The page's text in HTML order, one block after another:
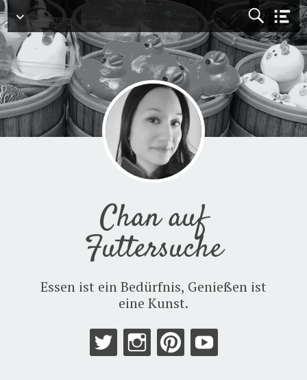
Menü
Chan auf
Futtersuche
Essen ist ein Bedürfnis, Genießen ist
eine Kunst.